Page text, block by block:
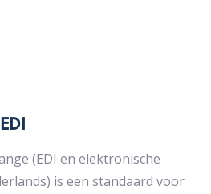
(EDI en elektronische
is een standaard voor